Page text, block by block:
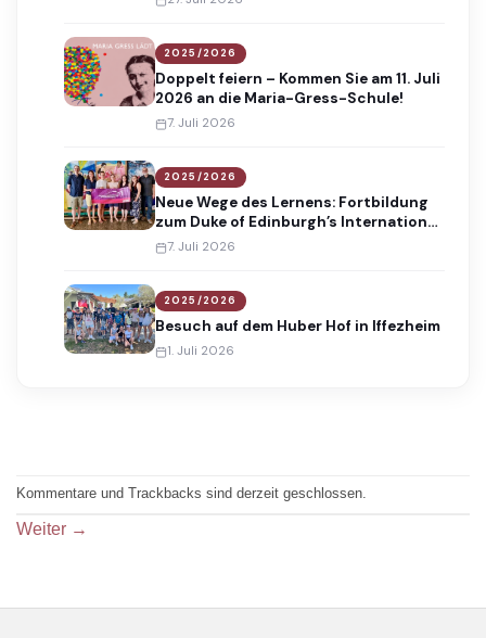
2025/2026
Doppelt feiern – Kommen Sie am 11. Juli
2026 an die Maria-Gress-Schule!
7. Juli 2026
2025/2026
Neue Wege des Lernens: Fortbildung
zum Duke of Edinburgh’s International
Award
7. Juli 2026
2025/2026
Besuch auf dem Huber Hof in Iffezheim
1. Juli 2026
Kommentare und Trackbacks sind derzeit geschlossen.
Weiter →